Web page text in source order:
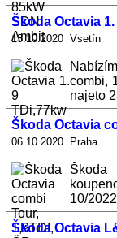
Škoda Octavia
13.10.2020 Vsetín
combi,
najeto
Škoda Octavia
06.10.2020 Praha
Škoda
10/
Škoda Octavia